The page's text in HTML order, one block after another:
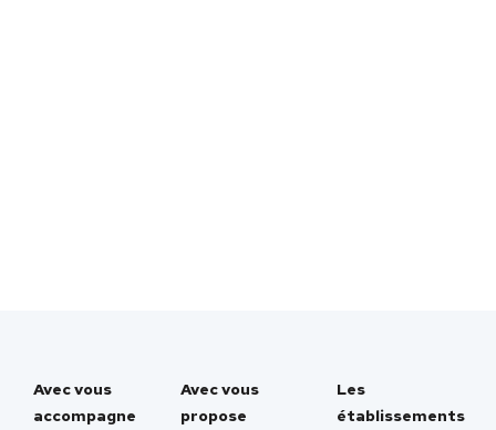
Avec vous
accompagne
Avec vous
propose
Les
établissements